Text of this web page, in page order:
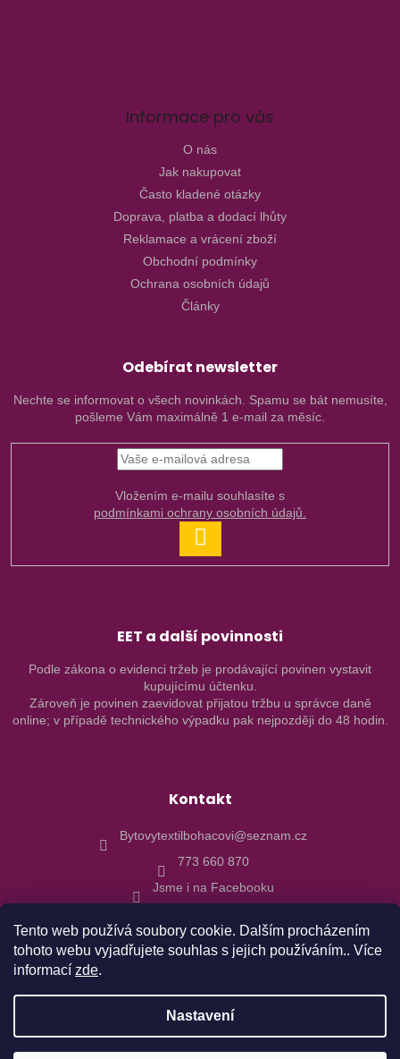
Tento web používá soubory cookie. Dalším procházením
tohoto webu vyjadřujete souhlas s jejich používáním.. Více
informací zde.
Nastavení
Informace pro vás
O nás
Jak nakupovat
Často kladené otázky
Doprava, platba a dodací lhůty
Reklamace a vrácení zboží
Obchodní podmínky
Ochrana osobních údajů
Články
Odebírat newsletter
Nechte se informovat o všech novinkách. Spamu se bát nemusíte,
pošleme Vám maximálně 1 e-mail za měsíc.
podmínkami ochrany osobních údajů.
SE
EET a další povinnosti
Podle zákona o evidenci tržeb je prodávající povinen vystavit
kupujícímu účtenku.
Zároveň je povinen zaevidovat přijatou tržbu u správce daně
online; v případě technického výpadku pak nejpozději do 48 hodin.
Kontakt
Bytovytextilbohacovi@seznam.cz
773 660 870
Jsme i na Facebooku